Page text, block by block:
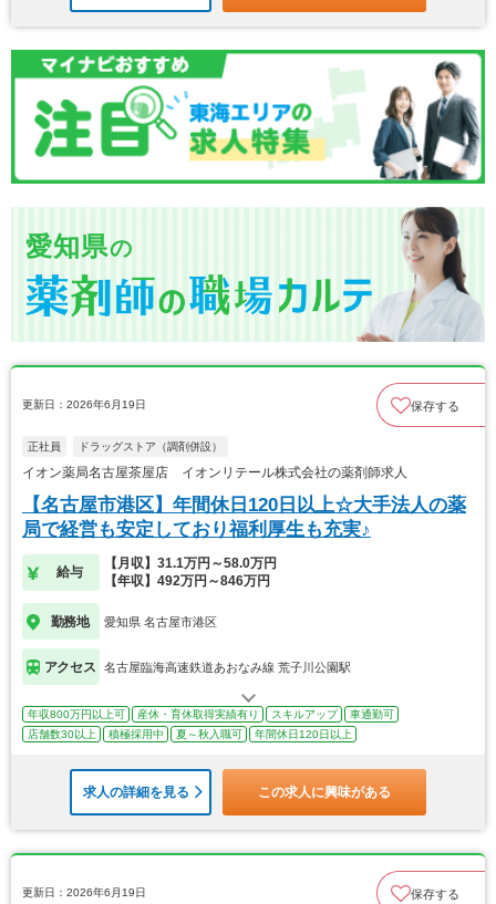
愛知県の
更新日：2026年6月19日 保存する
正社員 ドラッグストア（調剤併設）
イオン薬局名古屋茶屋店 イオンリテール株式会社の薬剤師求人
【名古屋市港区】年間休日120日以上☆大手法人の薬
局で経営も安定しており福利厚生も充実♪
給与
【月収】31.1万円～58.0万円
【年収】492万円～846万円
勤務地 愛知県 名古屋市港区
アクセス 名古屋臨海高速鉄道あおなみ線 荒子川公園駅
年収800万円以上可 産休・育休取得実績有り スキルアップ
車通勤可
店舗数30以上
積極採用中 夏～秋入職可 年間休日120日以上
求人の詳細を見る この求人に興味がある
更新日：2026年6月19日 保存する